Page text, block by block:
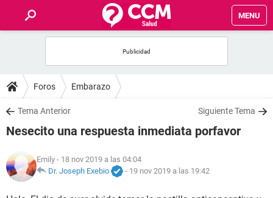
MENU
FOROS
SALUD
NUTRICIÓN
Foros Embarazo
Tema Anterior Siguiente Tema
Nesecito una respuesta inmediata porfavor
Emily - 18 nov 2019 a las 04:04
Dr. Joseph Exebio
- 19 nov 2019 a las 19:42